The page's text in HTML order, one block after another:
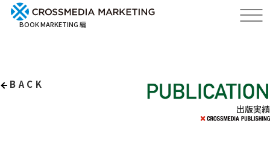
BOOK MARKETING 編
BACK
出版実績